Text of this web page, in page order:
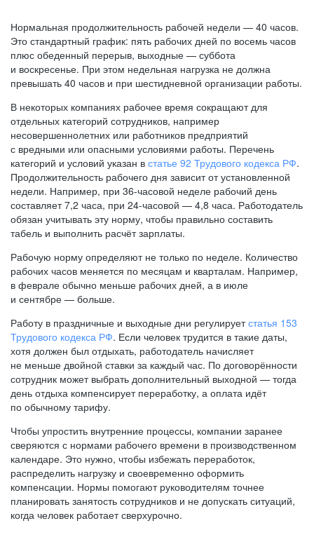
Нормальная продолжительность рабочей недели — 40 часов.
Это стандартный график: пять рабочих дней по восемь часов
плюс обеденный перерыв, выходные — суббота
и воскресенье. При этом недельная нагрузка не должна
превышать 40 часов и при шестидневной организации работы.
В некоторых компаниях рабочее время сокращают для
отдельных категорий сотрудников, например
несовершеннолетних или работников предприятий
с вредными или опасными условиями работы. Перечень
категорий и условий указан в статье 92 Трудового кодекса РФ.
Продолжительность рабочего дня зависит от установленной
недели. Например, при 36-часовой неделе рабочий день
составляет 7,2 часа, при 24-часовой — 4,8 часа. Работодатель
обязан учитывать эту норму, чтобы правильно составить
табель и выполнить расчёт зарплаты.
Рабочую норму определяют не только по неделе. Количество
рабочих часов меняется по месяцам и кварталам. Например,
в феврале обычно меньше рабочих дней, а в июле
и сентябре — больше.
Работу в праздничные и выходные дни регулируетстатья 153
Трудового кодекса РФ. Если человек трудится в такие даты,
хотя должен был отдыхать, работодатель начисляет
не меньше двойной ставки за каждый час. По договорённости
сотрудник может выбрать дополнительный выходной — тогда
день отдыха компенсирует переработку, а оплата идёт
по обычному тарифу.
Чтобы упростить внутренние процессы, компании заранее
сверяются с нормами рабочего времени в производственном
календаре. Это нужно, чтобы избежать переработок,
распределить нагрузку и своевременно оформить
компенсации. Нормы помогают руководителям точнее
планировать занятость сотрудников и не допускать ситуаций,
когда человек работает сверхурочно.